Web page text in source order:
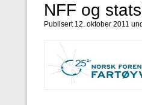
NFF og
Publisert 12. oktober 2011